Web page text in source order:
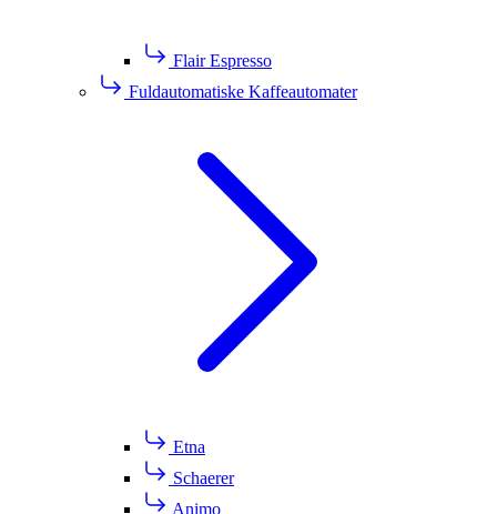
Flair Espresso
Fuldautomatiske Kaffeautomater
Etna
Schaerer
Animo